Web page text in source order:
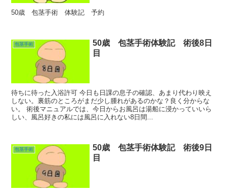
50歳 包茎手術 体験記 予約
包茎手術
50歳 包茎手術体験記 術後8日
目
待ちに待った入浴許可 今日も日課の息子の確認、あまり代わり映え
しない。裏筋のところがまだ少し腫れがあるのかな？良く分からな
い。 術後マニュアルでは、今日からお風呂は湯船に浸かっていいら
しい、風呂好きの私には風呂に入れない8日間...
包茎手術
50歳 包茎手術体験記 術後9日
目